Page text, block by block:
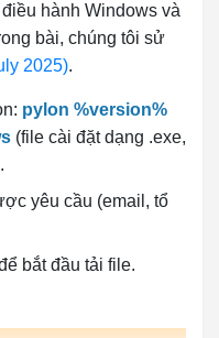
hành Windows và
bài, chúng tôi sử
2025).
pylon %version%
(file cài đặt dạng .exe,
yêu cầu (email, tổ
bắt đầu tải file.